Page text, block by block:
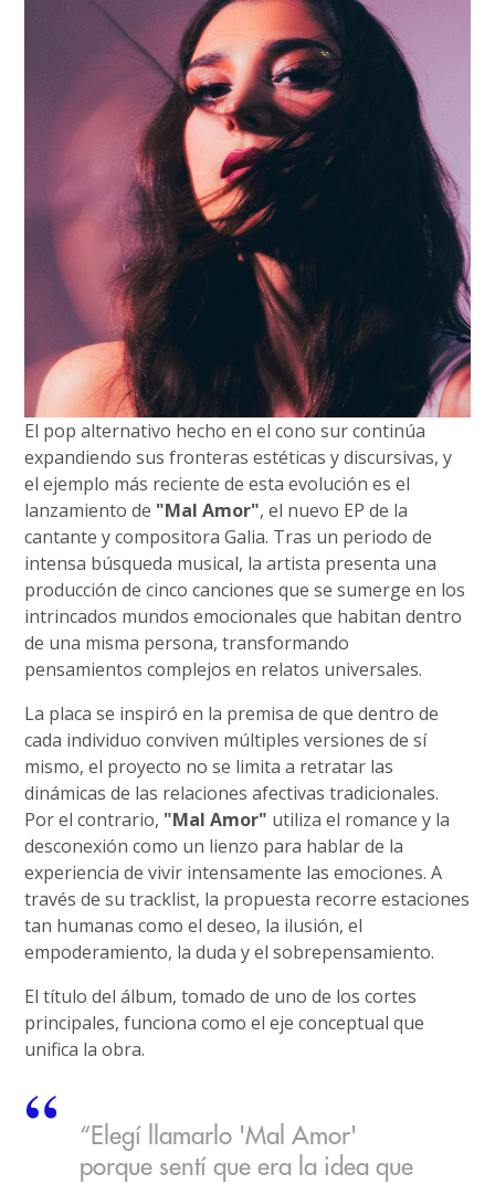
El pop alternativo hecho en el cono sur continúa
expandiendo sus fronteras estéticas y discursivas, y
el ejemplo más reciente de esta evolución es el
lanzamiento de "Mal Amor", el nuevo EP de la
cantante y compositora Galia. Tras un periodo de
intensa búsqueda musical, la artista presenta una
producción de cinco canciones que se sumerge en los
intrincados mundos emocionales que habitan dentro
de una misma persona, transformando
pensamientos complejos en relatos universales.
La placa se inspiró en la premisa de que dentro de
cada individuo conviven múltiples versiones de sí
mismo, el proyecto no se limita a retratar las
dinámicas de las relaciones afectivas tradicionales.
Por el contrario, "Mal Amor" utiliza el romance y la
desconexión como un lienzo para hablar de la
experiencia de vivir intensamente las emociones. A
través de su tracklist, la propuesta recorre estaciones
tan humanas como el deseo, la ilusión, el
empoderamiento, la duda y el sobrepensamiento.
El título del álbum, tomado de uno de los cortes
principales, funciona como el eje conceptual que
unifica la obra.
“Elegí llamarlo 'Mal Amor'
porque sentí que era la idea que